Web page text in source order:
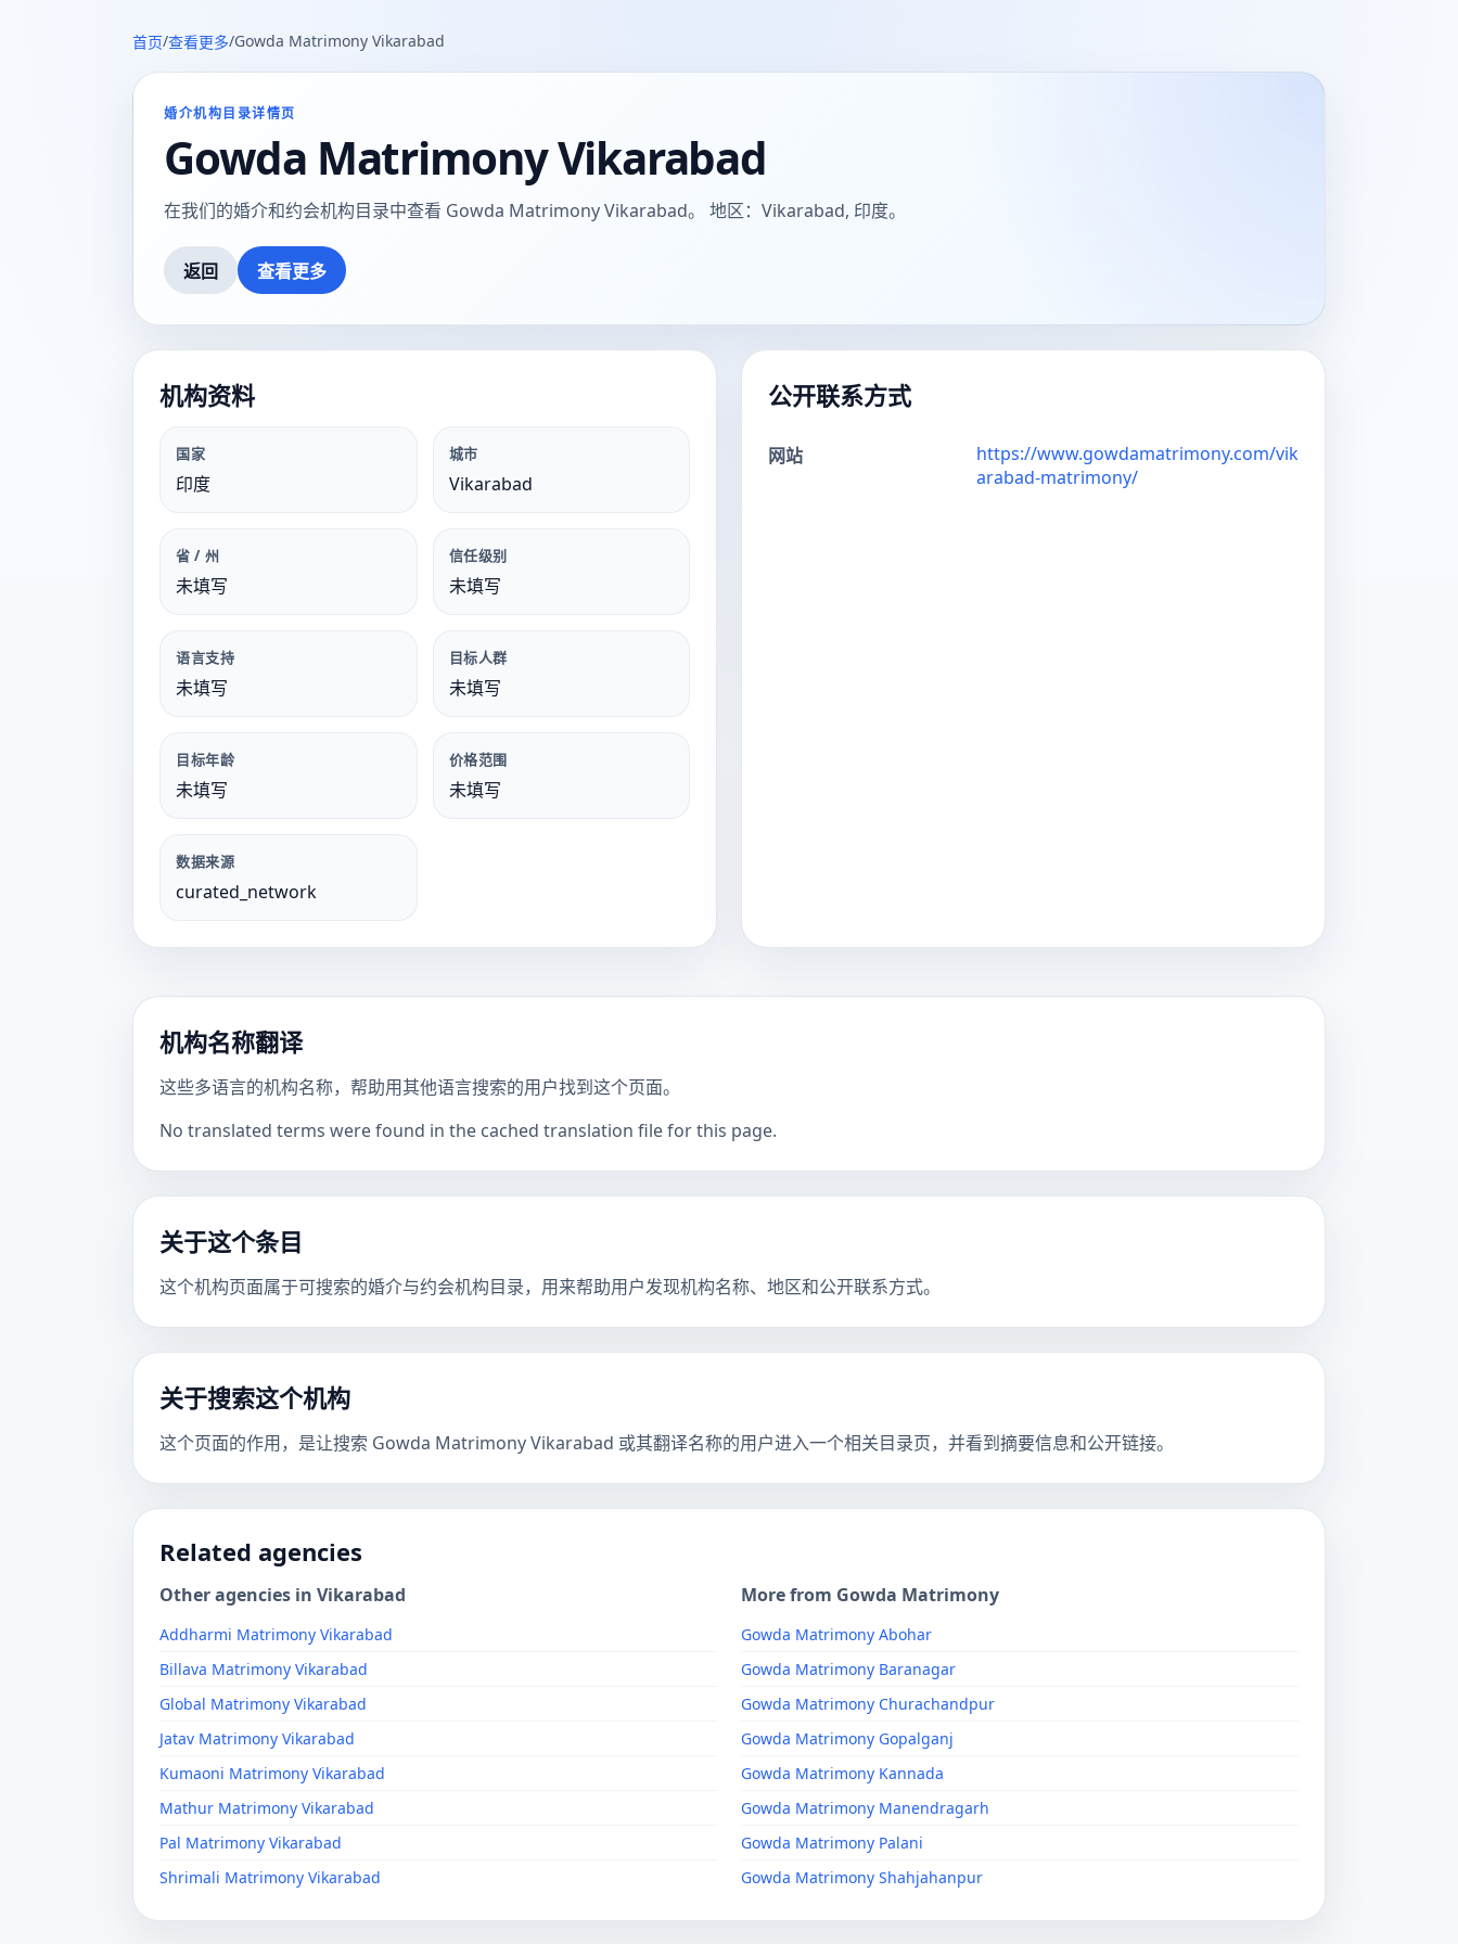
首页/查看更多/Gowda Matrimony Vikarabad
婚介机构目录详情页
Gowda Matrimony Vikarabad
在我们的婚介和约会机构目录中查看 Gowda Matrimony Vikarabad。 地区：Vikarabad, 印度。
返回 查看更多
机构资料
国家
印度
城市
Vikarabad
省 / 州
未填写
信任级别
未填写
语言支持
未填写
目标人群
未填写
目标年龄
未填写
价格范围
未填写
数据来源
curated_network
公开联系方式
网站
https://www.gowdamatrimony.com/vik
arabad-matrimony/
机构名称翻译
这些多语言的机构名称，帮助用其他语言搜索的用户找到这个页面。
No translated terms were found in the cached translation file for this page.
关于这个条目
这个机构页面属于可搜索的婚介与约会机构目录，用来帮助用户发现机构名称、地区和公开联系方式。
关于搜索这个机构
这个页面的作用，是让搜索 Gowda Matrimony Vikarabad 或其翻译名称的用户进入一个相关目录页，并看到摘要信息和公开链接。
Related agencies
Other agencies in Vikarabad
Addharmi Matrimony Vikarabad
Billava Matrimony Vikarabad
Global Matrimony Vikarabad
Jatav Matrimony Vikarabad
Kumaoni Matrimony Vikarabad
Mathur Matrimony Vikarabad
Pal Matrimony Vikarabad
Shrimali Matrimony Vikarabad
More from Gowda Matrimony
Gowda Matrimony Abohar
Gowda Matrimony Baranagar
Gowda Matrimony Churachandpur
Gowda Matrimony Gopalganj
Gowda Matrimony Kannada
Gowda Matrimony Manendragarh
Gowda Matrimony Palani
Gowda Matrimony Shahjahanpur